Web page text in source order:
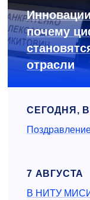
почему
отрасли
СЕГОДНЯ, В
7 АВГУСТА
В НИТУ